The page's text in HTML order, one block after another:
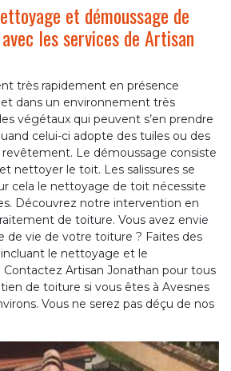
et démoussage de
les services de Artisan
très rapidement en présence
et dans un environnement très
végétaux qui peuvent s’en prendre
celui-ci adopte des tuiles ou des
revêtement. Le démoussage consiste
nettoyer le toit. Les salissures se
cela le nettoyage de toit nécessite
Découvrez notre intervention en
de toiture. Vous avez envie
de vie de votre toiture ? Faites des
le nettoyage et le
Artisan Jonathan pour tous
de toiture si vous êtes à Avesnes
Vous ne serez pas déçu de nos